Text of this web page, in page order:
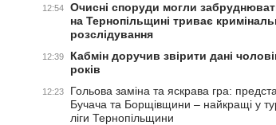
12:54
Очисні споруди могли
на Тернопільщині триває
розслідування
12:39
Кабмін доручив звірити дані
років
12:23
Гольова заміна та яскрава гра:
Бучача та Борщівщини – найкращі у
ліги Тернопільщини